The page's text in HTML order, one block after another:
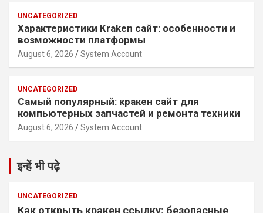
UNCATEGORIZED
Характеристики Kraken сайт: особенности и
возможности платформы
August 6, 2026 System Account
UNCATEGORIZED
Самый популярный: кракен сайт для
компьютерных запчастей и ремонта техники
August 6, 2026 System Account
इन्हें भी पढ़े
UNCATEGORIZED
Как открыть кракен ссылку: безопасные